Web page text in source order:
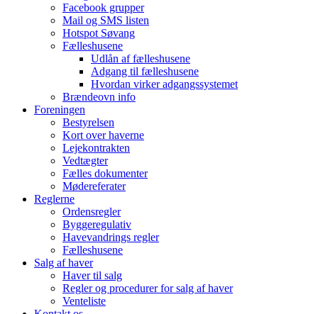
Facebook grupper
Mail og SMS listen
Hotspot Søvang
Fælleshusene
Udlån af fælleshusene
Adgang til fælleshusene
Hvordan virker adgangssystemet
Brændeovn info
Foreningen
Bestyrelsen
Kort over haverne
Lejekontrakten
Vedtægter
Fælles dokumenter
Mødereferater
Reglerne
Ordensregler
Byggeregulativ
Havevandrings regler
Fælleshusene
Salg af haver
Haver til salg
Regler og procedurer for salg af haver
Venteliste